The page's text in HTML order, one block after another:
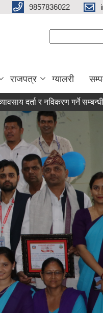
9857836022
राजपत्र ग्यालरी
दर्ता र नविकरण गर्ने सम्बन्धी